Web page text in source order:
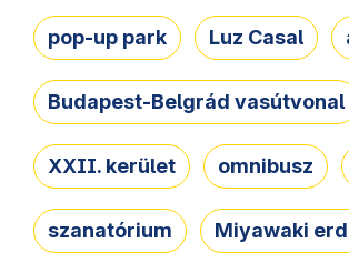
pop-up park Luz Casal
Budapest-Belgrád vasútvonal
XXII. kerület omnibusz
szanatórium Miyawaki